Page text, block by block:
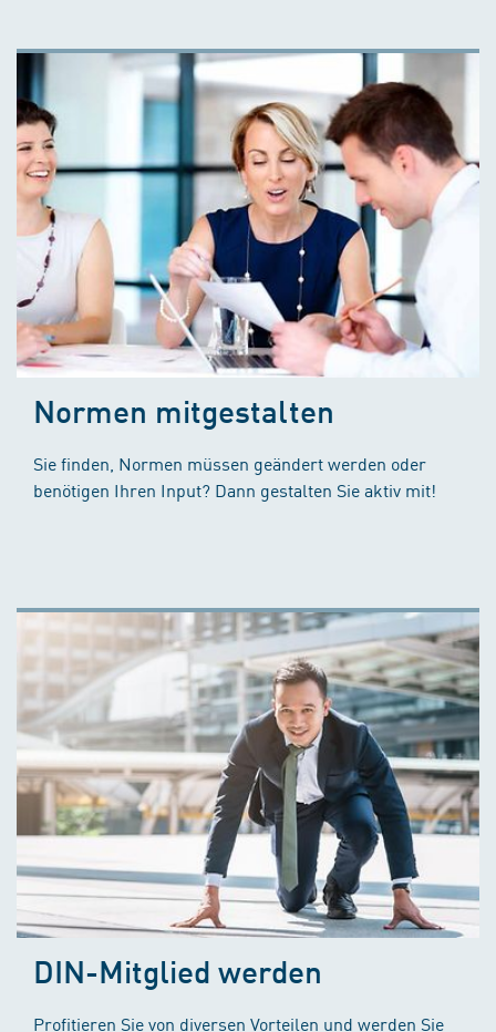
Normen mitgestalten
Sie finden, Normen müssen geändert werden oder
benötigen Ihren Input? Dann gestalten Sie aktiv mit!
DIN-Mitglied werden
Profitieren Sie von diversen Vorteilen und werden Sie